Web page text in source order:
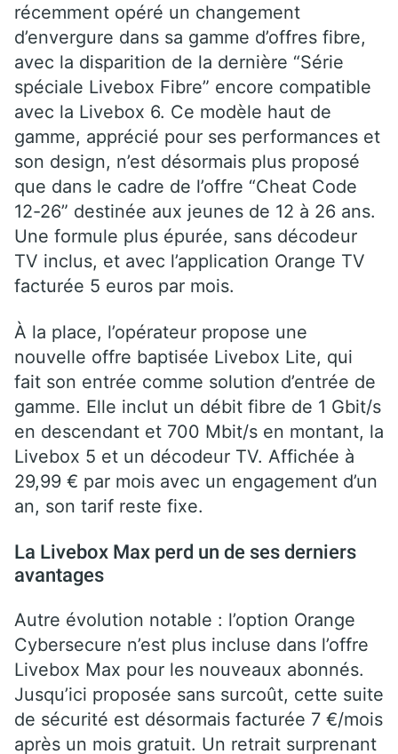
récemment opéré un changement
d’envergure dans sa gamme d’offres fibre,
avec la disparition de la dernière “Série
spéciale Livebox Fibre” encore compatible
avec la Livebox 6. Ce modèle haut de
gamme, apprécié pour ses performances et
son design, n’est désormais plus proposé
que dans le cadre de l’offre “Cheat Code
12-26” destinée aux jeunes de 12 à 26 ans.
Une formule plus épurée, sans décodeur
TV inclus, et avec l’application Orange TV
facturée 5 euros par mois.
À la place, l’opérateur propose une
nouvelle offre baptisée Livebox Lite, qui
fait son entrée comme solution d’entrée de
gamme. Elle inclut un débit fibre de 1 Gbit/s
en descendant et 700 Mbit/s en montant, la
Livebox 5 et un décodeur TV. Affichée à
29,99 € par mois avec un engagement d’un
an, son tarif reste fixe.
La Livebox Max perd un de ses derniers
avantages
Autre évolution notable : l’option Orange
Cybersecure n’est plus incluse dans l’offre
Livebox Max pour les nouveaux abonnés.
Jusqu’ici proposée sans surcoût, cette suite
de sécurité est désormais facturée 7 €/mois
après un mois gratuit. Un retrait surprenant